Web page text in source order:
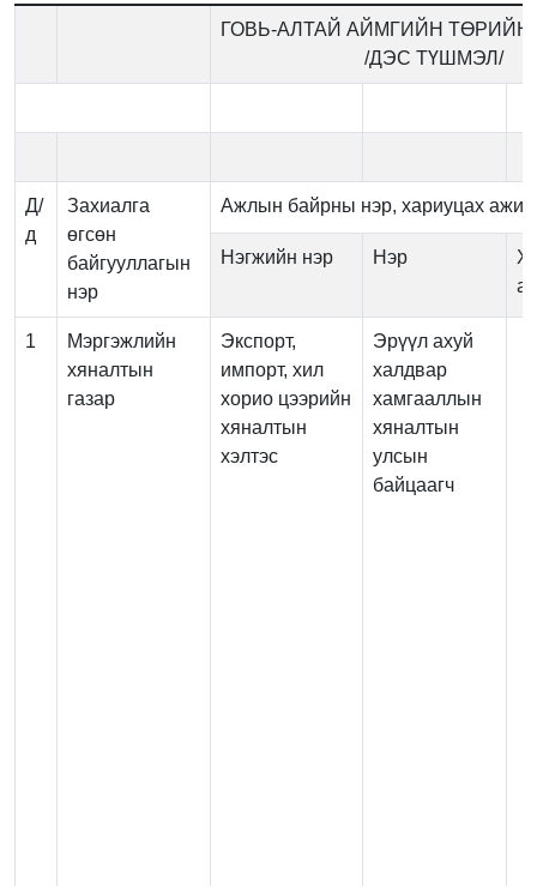
ГОВЬ-АЛТАЙ АЙМГИЙН
/ДЭС ТҮШМЭЛ/
Д/
д
Захиалга
өгсөн
байгууллагын
нэр
Ажлын байрны нэр, хариуцах
Нэгжийн нэр Нэр
1
Мэргэжлийн
хяналтын
газар
Экспорт,
импорт, хил
хорио цээрийн
хяналтын
хэлтэс
Эрүүл ахуй
халдвар
хамгааллын
хяналтын
улсын
байцаагч